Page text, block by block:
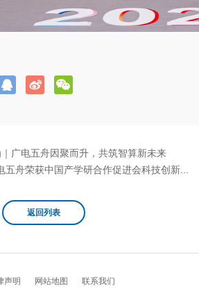
广电五舟因聚而升，共筑智算新未来
五舟荣获中国产学研合作促进会科技创新奖
返回列表
声明 网站地图 联系我们